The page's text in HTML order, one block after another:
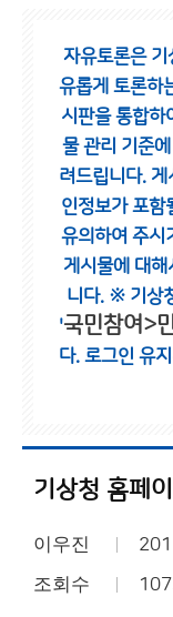
자유토론은 기
유롭게 토론하
시판을 통합하
물 관리 기준
려드립니다. 게
인정보가 포함
유의하여 주시
게시물에 대
니다. ※ 기상
'국민참여>
다. 로그인 유
기상청 홈페
이우진
조회수